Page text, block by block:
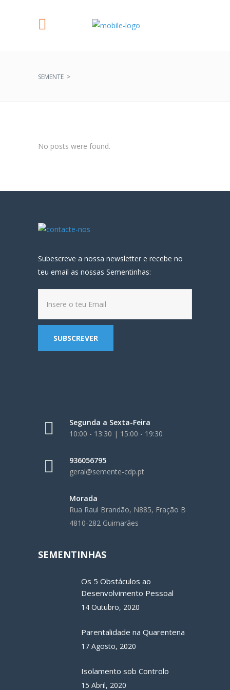
SEMENTE >
No posts were found.
Subescreve a nossa newsletter e recebe no
teu email as nossas Sementinhas:
Segunda a Sexta-Feira
10:00 - 13:30 | 15:00 - 19:30
936056795
geral@semente-cdp.pt
Morada
Rua Raul Brandão, N885, Fração B
4810-282 Guimarães
SEMENTINHAS
Os 5 Obstáculos ao
Desenvolvimento Pessoal
14 Outubro, 2020
Parentalidade na Quarentena
17 Agosto, 2020
Isolamento sob Controlo
15 Abril, 2020